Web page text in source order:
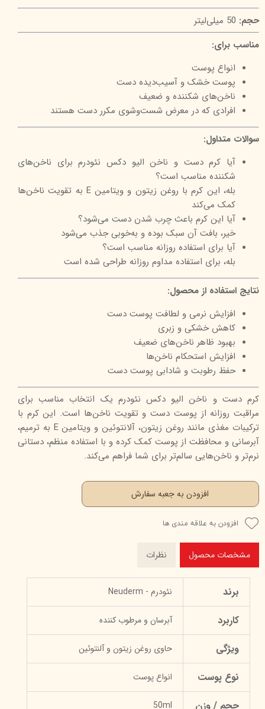
حجم: 50 میلی‌لیتر
مناسب برای:
انواع پوست
پوست خشک و آسیب‌دیده دست
ناخن‌های شکننده و ضعیف
افرادی که در معرض شست‌وشوی مکرر دست هستند
سوالات متداول:
آیا کرم دست و ناخن الیو دکس نئودرم برای ناخن‌های
شکننده مناسب است؟
بله، این کرم با روغن زیتون و ویتامین E به تقویت ناخن‌ها
کمک می‌کند
آیا این کرم باعث چرب شدن دست می‌شود؟
خیر، بافت آن سبک بوده و به‌خوبی جذب می‌شود
آیا برای استفاده روزانه مناسب است؟
بله، برای استفاده مداوم روزانه طراحی شده است
نتایج استفاده از محصول:
افزایش نرمی و لطافت پوست دست
کاهش خشکی و زبری
بهبود ظاهر ناخن‌های ضعیف
افزایش استحکام ناخن‌ها
حفظ رطوبت و شادابی پوست دست
کرم دست و ناخن الیو دکس نئودرم یک انتخاب مناسب برای
مراقبت روزانه از پوست دست و تقویت ناخن‌ها است. این کرم با
ترکیبات مغذی مانند روغن زیتون، آلانتوئین و ویتامین E به ترمیم،
آبرسانی و محافظت از پوست کمک کرده و با استفاده منظم، دستانی
نرم‌تر و ناخن‌هایی سالم‌تر برای شما فراهم می‌کند.
افزودن به جعبه سفارش
افزودن به علاقه مندی ها
مشخصات محصول نظرات
برند نئودرم - Neuderm
کاربرد آبرسان و مرطوب کننده
ویژگی حاوی روغن زیتون و آلنتوئین
نوع پوست انواع پوست
حجم / وزن 50ml